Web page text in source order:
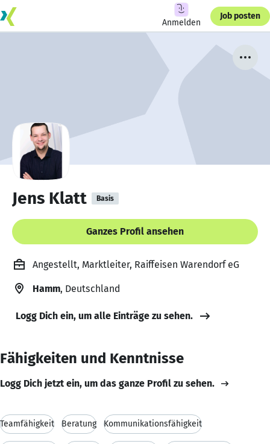
Anmelden
Job posten
Jens Klatt Basis
Ganzes Profil ansehen
Angestellt, Marktleiter, Raiffeisen Warendorf eG
Hamm, Deutschland
Logg Dich ein, um alle Einträge zu sehen.
Fähigkeiten und Kenntnisse
Logg Dich jetzt ein, um das ganze Profil zu sehen.
Teamfähigkeit Beratung Kommunikationsfähigkeit